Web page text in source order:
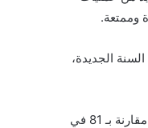
وممتعة.
الجديدة،
ويعد ديسمبر، موسم ازدهار اليخوت في دول البحر الكاريبي، حيث تجمعت أكثر من 200 سفينة فاخرة بين الجزر، مقارنة بـ 81 في